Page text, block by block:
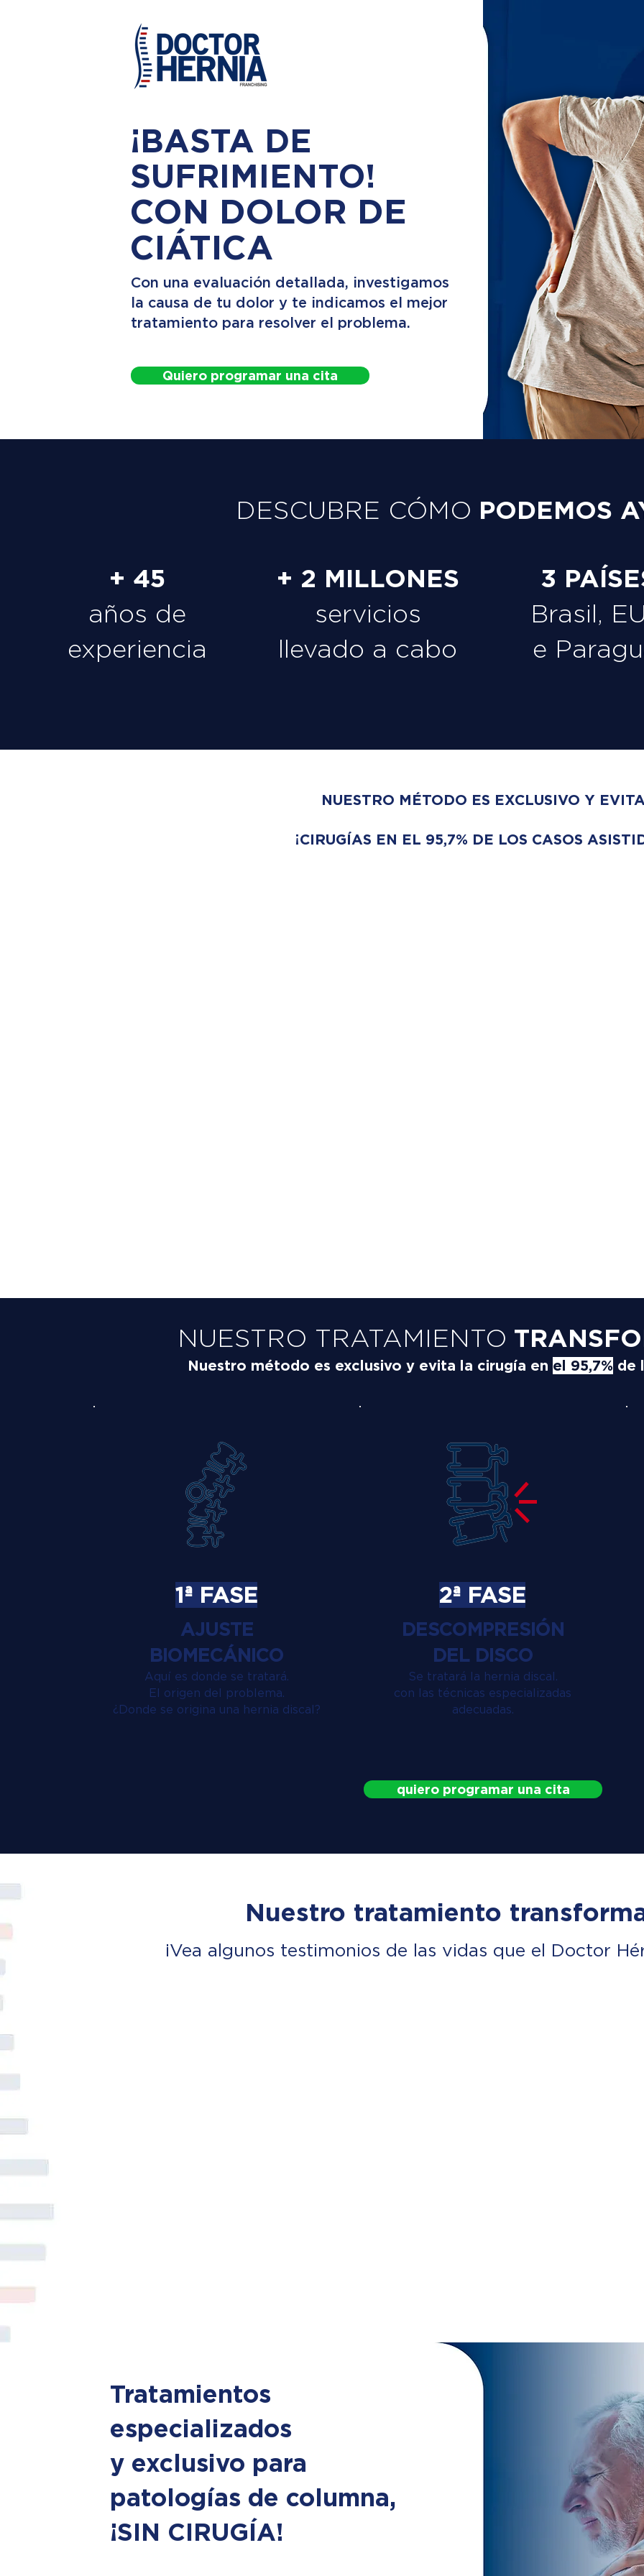
¡BASTA DE
SUFRIMIENTO!
CON DOLOR DE
CIÁTICA
Con una evaluación detallada, investigamos
la causa de tu dolor y te indicamos el mejor
tratamiento para resolver el problema.
Quiero programar una cita
DESCUBRE CÓMO PODEMOS
+ 45
años de
experiencia
+ 2 MILLONES
servicios
llevado a cabo
3
Brasil,
e
NUESTRO MÉTODO ES EXCLUSIVO Y
¡CIRUGÍAS EN EL 95,7% DE LOS CASOS
NUESTRO TRATAMIENTO
Nuestro método es exclusivo y evita la cirugía en el 95,7% de
1ª FASE
AJUSTE
BIOMECÁNICO
Aquí es donde se tratará.
El origen del problema.
¿Donde se origina una hernia discal?
2ª FASE
DESCOMPRESIÓN
DEL DISCO
Se tratará la hernia discal.
con las técnicas especializadas
adecuadas.
quiero programar una cita
Nuestro tratamiento
¡Vea algunos testimonios de las vidas que el Doctor
Tratamientos
especializados
y exclusivo para
patologías de columna,
¡SIN CIRUGÍA!